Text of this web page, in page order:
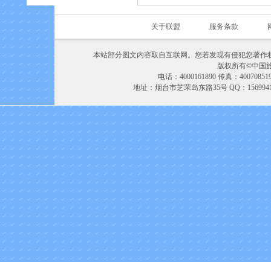
关于联盟 服务条款
本站部分图文内容取自互联网。您若发现有侵犯您著
版权所有©中国
电话：4000161890 传真：
地址：烟台市芝罘岛东路35号 QQ：